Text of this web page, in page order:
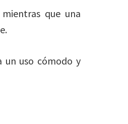
que una
un uso cómodo y